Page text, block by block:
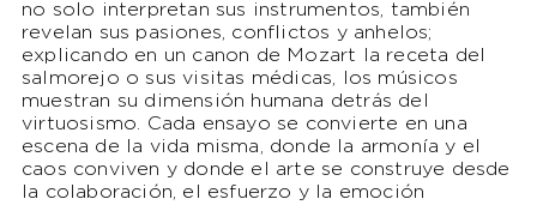
no solo interpretan sus instrumentos, también
revelan sus pasiones, conflictos y anhelos;
explicando en un canon de Mozart la receta del
salmorejo o sus visitas médicas, los músicos
muestran su dimensión humana detrás del
virtuosismo. Cada ensayo se convierte en una
escena de la vida misma, donde la armonía y el
caos conviven y donde el arte se construye desde
la colaboración, el esfuerzo y la emoción